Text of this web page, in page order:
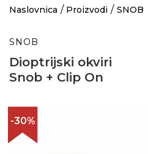
Naslovnica Proizvodi SNOB
SNOB
Dioptrijski okviri
Snob + Clip On
-30%